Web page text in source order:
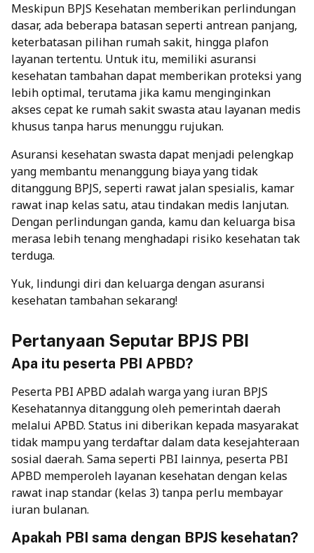
Meskipun BPJS Kesehatan memberikan perlindungan
dasar, ada beberapa batasan seperti antrean panjang,
keterbatasan pilihan rumah sakit, hingga plafon
layanan tertentu. Untuk itu, memiliki asuransi
kesehatan tambahan dapat memberikan proteksi yang
lebih optimal, terutama jika kamu menginginkan
akses cepat ke rumah sakit swasta atau layanan medis
khusus tanpa harus menunggu rujukan.
Asuransi kesehatanswasta dapat menjadi pelengkap
yang membantu menanggung biaya yang tidak
ditanggung BPJS, seperti rawat jalan spesialis, kamar
rawat inap kelas satu, atau tindakan medis lanjutan.
Dengan perlindungan ganda, kamu dan keluarga bisa
merasa lebih tenang menghadapi risiko kesehatan tak
terduga.
Yuk, lindungi diri dan keluarga dengan asuransi
kesehatan tambahan sekarang!
Pertanyaan Seputar BPJS PBI
Apa itu peserta PBI APBD?
Peserta PBI APBD adalah warga yang iuran BPJS
Kesehatannya ditanggung oleh pemerintah daerah
melalui APBD. Status ini diberikan kepada masyarakat
tidak mampu yang terdaftar dalam data kesejahteraan
sosial daerah. Sama seperti PBI lainnya, peserta PBI
APBD memperoleh layanan kesehatan dengan kelas
rawat inap standar (kelas 3) tanpa perlu membayar
iuran bulanan.
Apakah PBI sama dengan BPJS kesehatan?